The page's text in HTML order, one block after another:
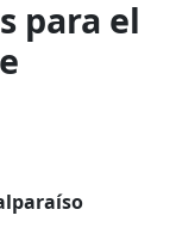
para el